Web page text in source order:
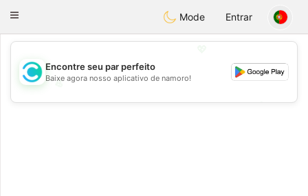
olombiaCitas
Toggle
Mode Entrar
💖
💕
Encontre seu par perfeito
Baixe agora nosso aplicativo de namoro!